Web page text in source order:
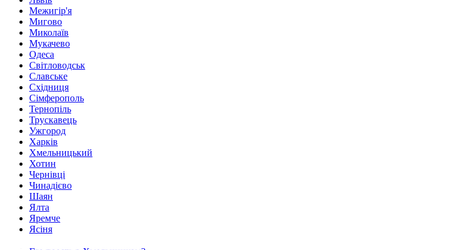
Межигір'я
Мигово
Миколаїв
Мукачево
Одеса
Світловодськ
Славське
Східниця
Сімферополь
Тернопіль
Трускавець
Ужгород
Харків
Хмельницький
Хотин
Чернівці
Чинадієво
Шаян
Ялта
Яремче
Ясіня